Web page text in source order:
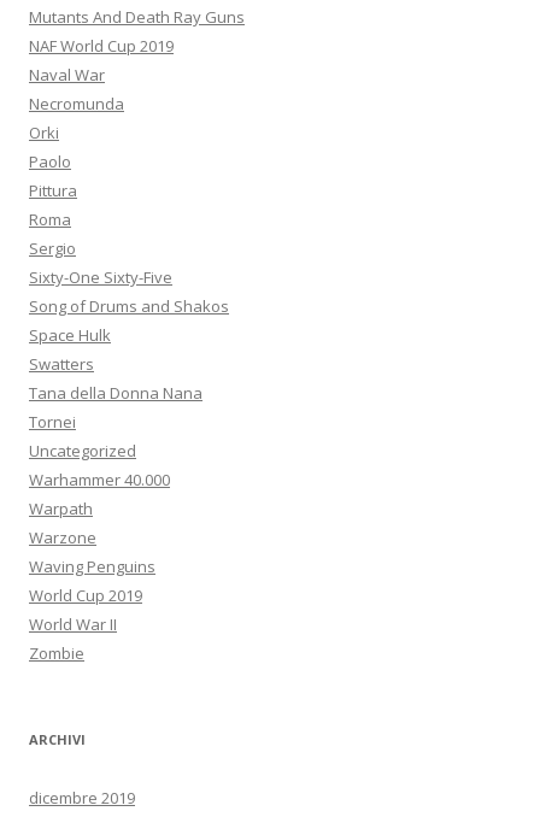
Mutants And Death Ray Guns
NAF World Cup 2019
Naval War
Necromunda
Orki
Paolo
Pittura
Roma
Sergio
Sixty-One Sixty-Five
Song of Drums and Shakos
Space Hulk
Swatters
Tana della Donna Nana
Tornei
Uncategorized
Warhammer 40.000
Warpath
Warzone
Waving Penguins
World Cup 2019
World War II
Zombie
ARCHIVI
dicembre 2019